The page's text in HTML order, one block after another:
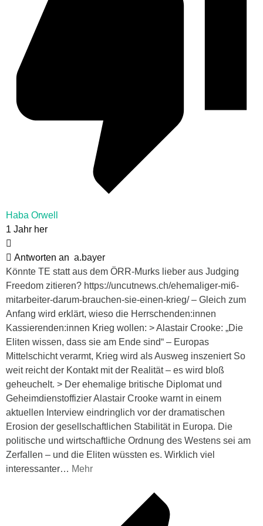
Haba Orwell
1 Jahr her
Antworten an a.bayer
Könnte TE statt aus dem ÖRR-Murks lieber aus Judging
Freedom zitieren? https://uncutnews.ch/ehemaliger-mi6-
mitarbeiter-darum-brauchen-sie-einen-krieg/ – Gleich zum
Anfang wird erklärt, wieso die Herrschenden:innen
Kassierenden:innen Krieg wollen: > Alastair Crooke: „Die
Eliten wissen, dass sie am Ende sind“ – Europas
Mittelschicht verarmt, Krieg wird als Ausweg inszeniert So
weit reicht der Kontakt mit der Realität – es wird bloß
geheuchelt. > Der ehemalige britische Diplomat und
Geheimdienstoffizier Alastair Crooke warnt in einem
aktuellen Interview eindringlich vor der dramatischen
Erosion der gesellschaftlichen Stabilität in Europa. Die
politische und wirtschaftliche Ordnung des Westens sei am
Zerfallen – und die Eliten wüssten es. Wirklich viel
interessanter… Mehr